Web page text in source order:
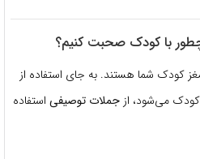
کودک شما هستند. به جای استفاده از
می‌شود، از جملات توصیفی استفاده